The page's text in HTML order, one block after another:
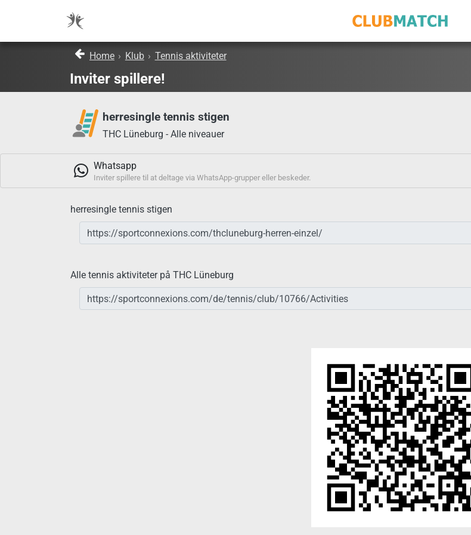
Home › Klub › Tennis aktiviteter
Inviter spillere!
herresingle tennis stigen
THC Lüneburg - Alle niveauer
Whatsapp
Inviter spillere til at deltage via WhatsApp-grupper eller beskeder.
herresingle tennis stigen
Alle tennis aktiviteter på THC Lüneburg